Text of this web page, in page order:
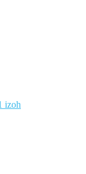
izoh